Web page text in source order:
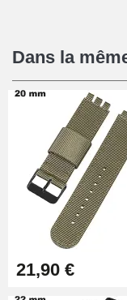
Dans la
21,90 €